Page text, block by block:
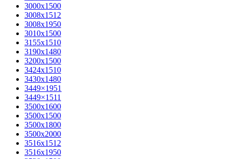
3000х1500
3008х1512
3008х1950
3010х1500
3155х1510
3190х1480
3200х1500
3424х1510
3430х1480
3449×1951
3449×1511
3500x1600
3500х1500
3500х1800
3500х2000
3516х1512
3516х1950